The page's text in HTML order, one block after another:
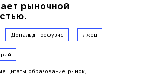
рыночной
Дональд Трефузис Лжец
цитаты, образование, рынок,